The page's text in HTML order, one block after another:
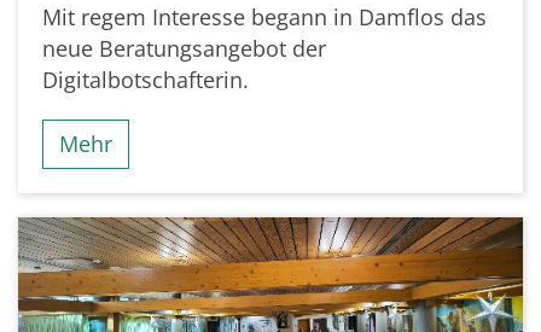
Mit regem Interesse begann in Damflos das
neue Beratungsangebot der
Digitalbotschafterin.
Mehr